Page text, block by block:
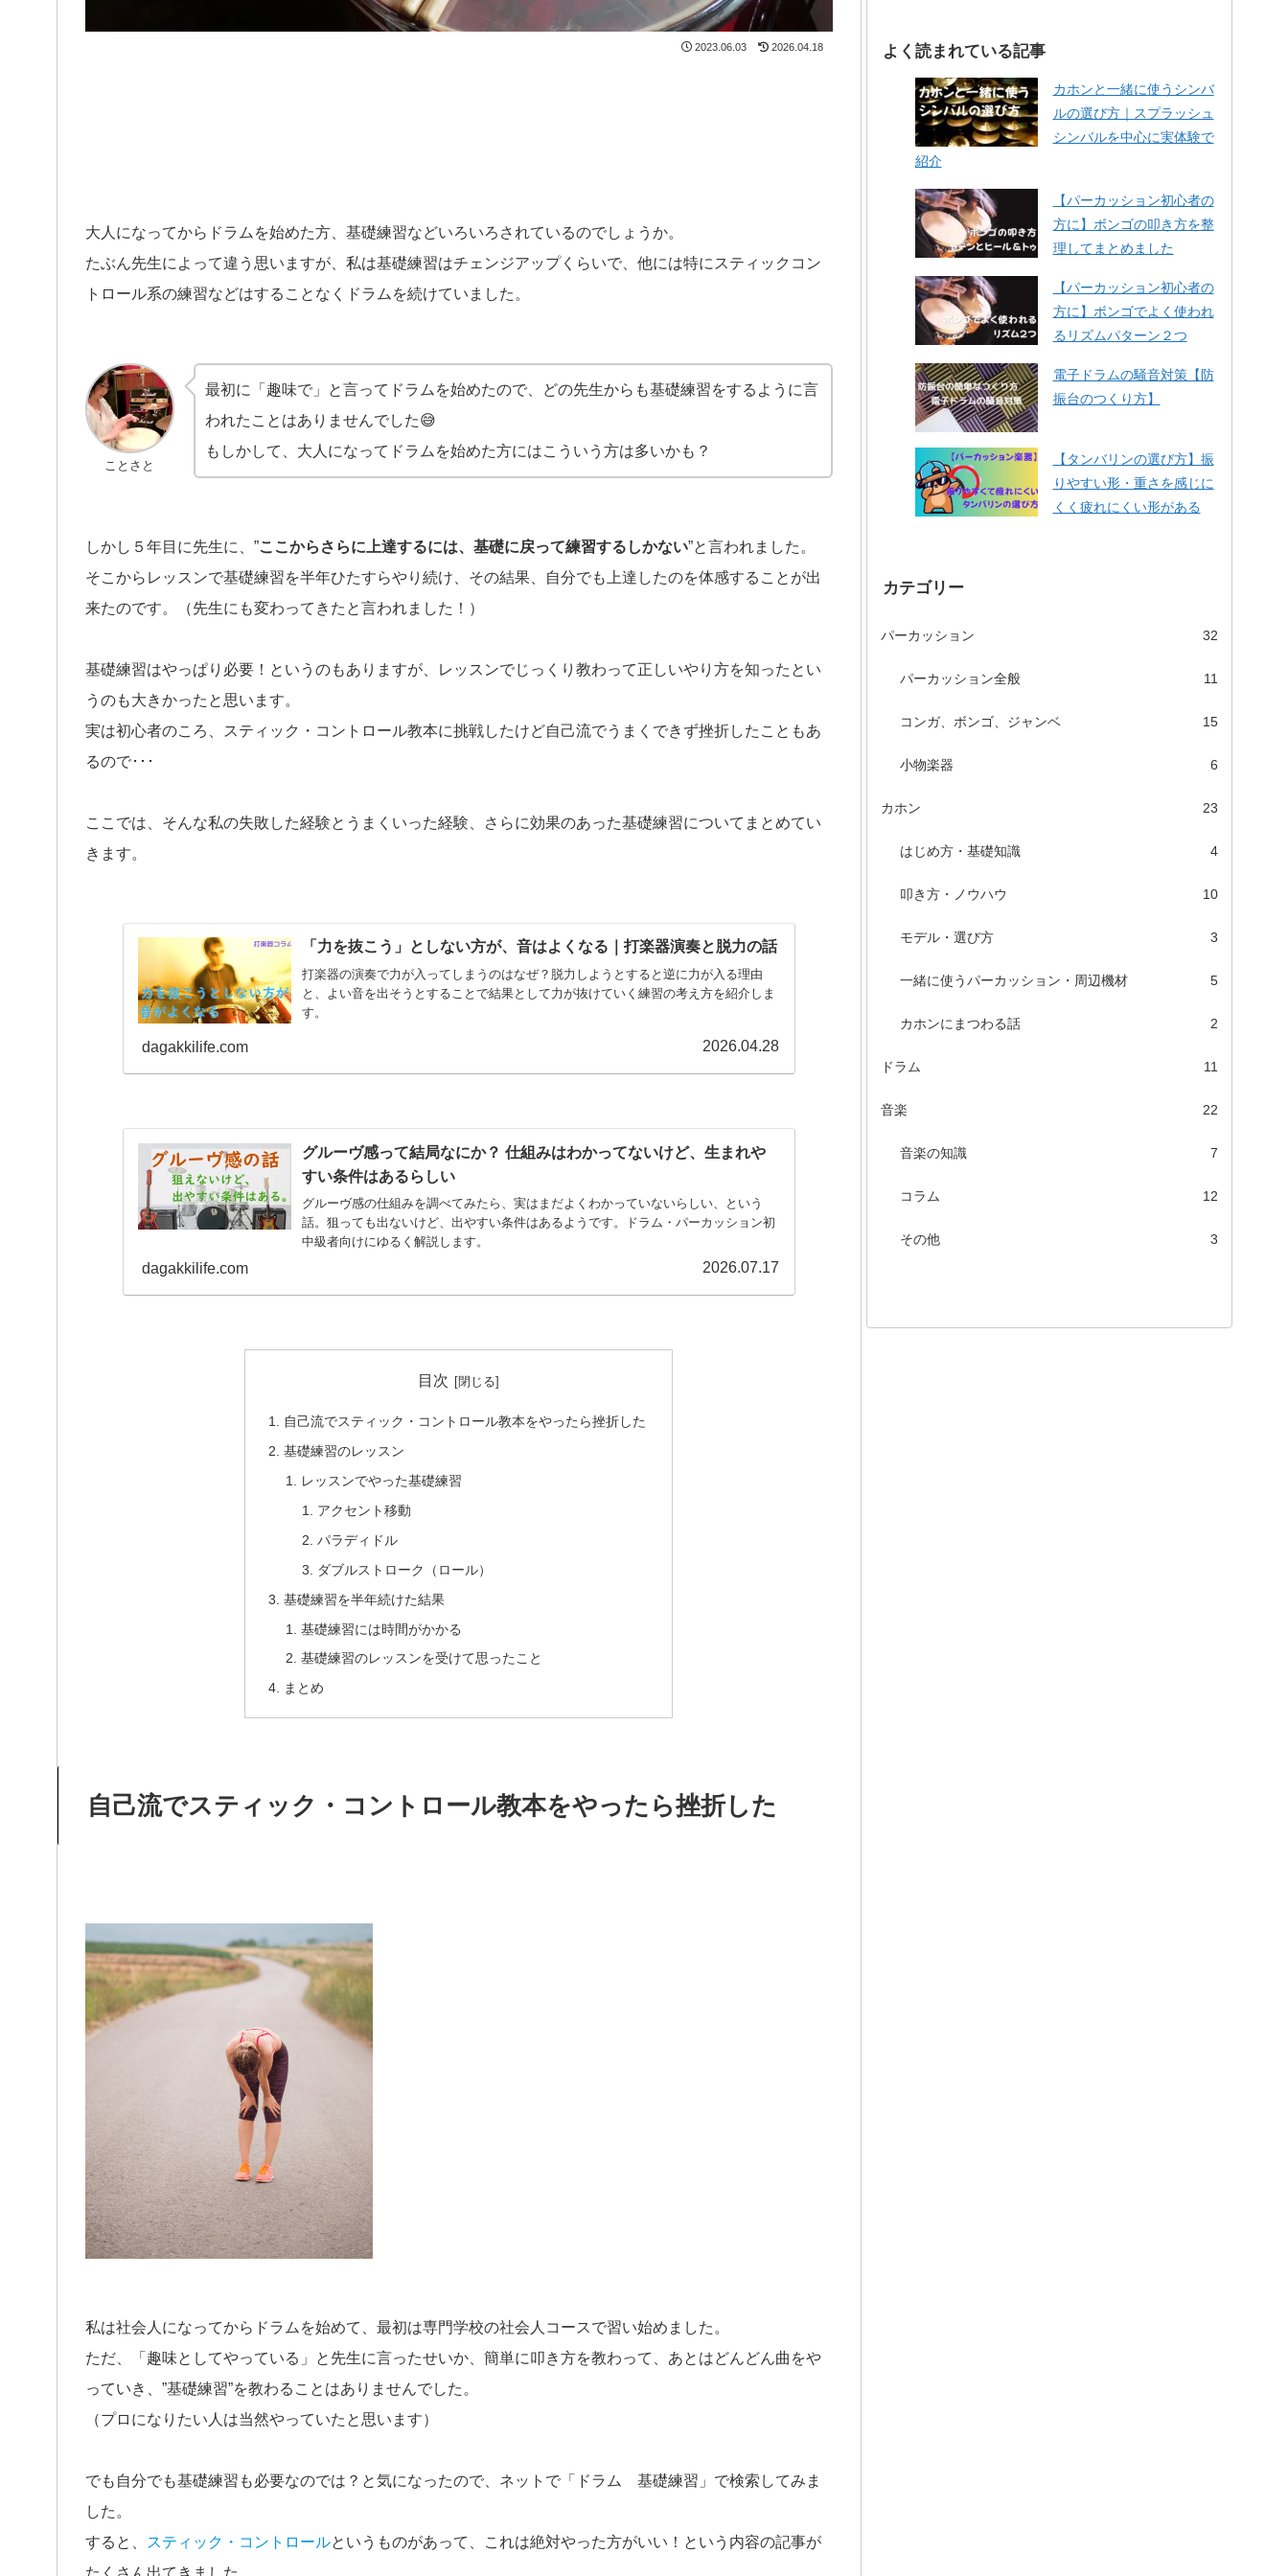
2023.06.03 2026.04.18
大人になってからドラムを始めた方、基礎練習などいろいろされているのでしょうか。
たぶん先生によって違う思いますが、私は基礎練習はチェンジアップくらいで、他には特にスティックコン
トロール系の練習などはすることなくドラムを続けていました。
ことさと
最初に「趣味で」と言ってドラムを始めたので、どの先生からも基礎練習をするように言
われたことはありませんでした😅
もしかして、大人になってドラムを始めた方にはこういう方は多いかも？
しかし５年目に先生に、”ここからさらに上達するには、基礎に戻って練習するしかない”と言われました。
そこからレッスンで基礎練習を半年ひたすらやり続け、その結果、自分でも上達したのを体感することが出
来たのです。（先生にも変わってきたと言われました！）
基礎練習はやっぱり必要！というのもありますが、レッスンでじっくり教わって正しいやり方を知ったとい
うのも大きかったと思います。
実は初心者のころ、スティック・コントロール教本に挑戦したけど自己流でうまくできず挫折したこともあ
るので･･･
ここでは、そんな私の失敗した経験とうまくいった経験、さらに効果のあった基礎練習についてまとめてい
きます。
「力を抜こう」としない方が、音はよくなる｜打楽器演奏と脱力の話
打楽器の演奏で力が入ってしまうのはなぜ？脱力しようとすると逆に力が入る理由
と、よい音を出そうとすることで結果として力が抜けていく練習の考え方を紹介しま
す。
dagakkilife.com 2026.04.28
グルーヴ感って結局なにか？ 仕組みはわかってないけど、生まれや
すい条件はあるらしい
グルーヴ感の仕組みを調べてみたら、実はまだよくわかっていないらしい、という
話。狙っても出ないけど、出やすい条件はあるようです。ドラム・パーカッション初
中級者向けにゆるく解説します。
dagakkilife.com 2026.07.17
目次
自己流でスティック・コントロール教本をやったら挫折した
基礎練習のレッスン
レッスンでやった基礎練習
アクセント移動
パラディドル
ダブルストローク（ロール）
基礎練習を半年続けた結果
基礎練習には時間がかかる
基礎練習のレッスンを受けて思ったこと
まとめ
自己流でスティック・コントロール教本をやったら挫折した
私は社会人になってからドラムを始めて、最初は専門学校の社会人コースで習い始めました。
ただ、「趣味としてやっている」と先生に言ったせいか、簡単に叩き方を教わって、あとはどんどん曲をや
っていき、”基礎練習”を教わることはありませんでした。
（プロになりたい人は当然やっていたと思います）
でも自分でも基礎練習も必要なのでは？と気になったので、ネットで「ドラム 基礎練習」で検索してみま
した。
すると、
スティック・コントロールというものがあって、これは絶対やった方がいい！という内容の記事が
よく読まれている記事
カホンと一緒に使うシンバ
ルの選び方｜スプラッシュ
シンバルを中心に実体験で
紹介
【パーカッション初心者の
方に】ボンゴの叩き方を整
理してまとめました
【パーカッション初心者の
方に】ボンゴでよく使われ
るリズムパターン２つ
電子ドラムの騒音対策【防
振台のつくり方】
【タンバリンの選び方】振
りやすい形・重さを感じに
くく疲れにくい形がある
カテゴリー
パーカッション 32
パーカッション全般 11
コンガ、ボンゴ、ジャンベ 15
小物楽器 6
カホン 23
はじめ方・基礎知識 4
叩き方・ノウハウ 10
モデル・選び方 3
一緒に使うパーカッション・周辺機材 5
カホンにまつわる話 2
ドラム 11
音楽 22
音楽の知識 7
コラム 12
その他 3